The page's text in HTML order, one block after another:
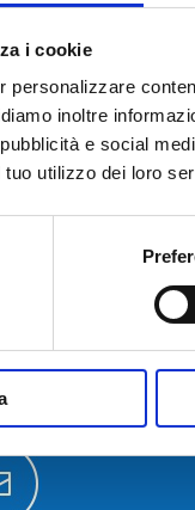
i cookie
personalizzare
inoltre
e social
utilizzo dei loro
informazioni